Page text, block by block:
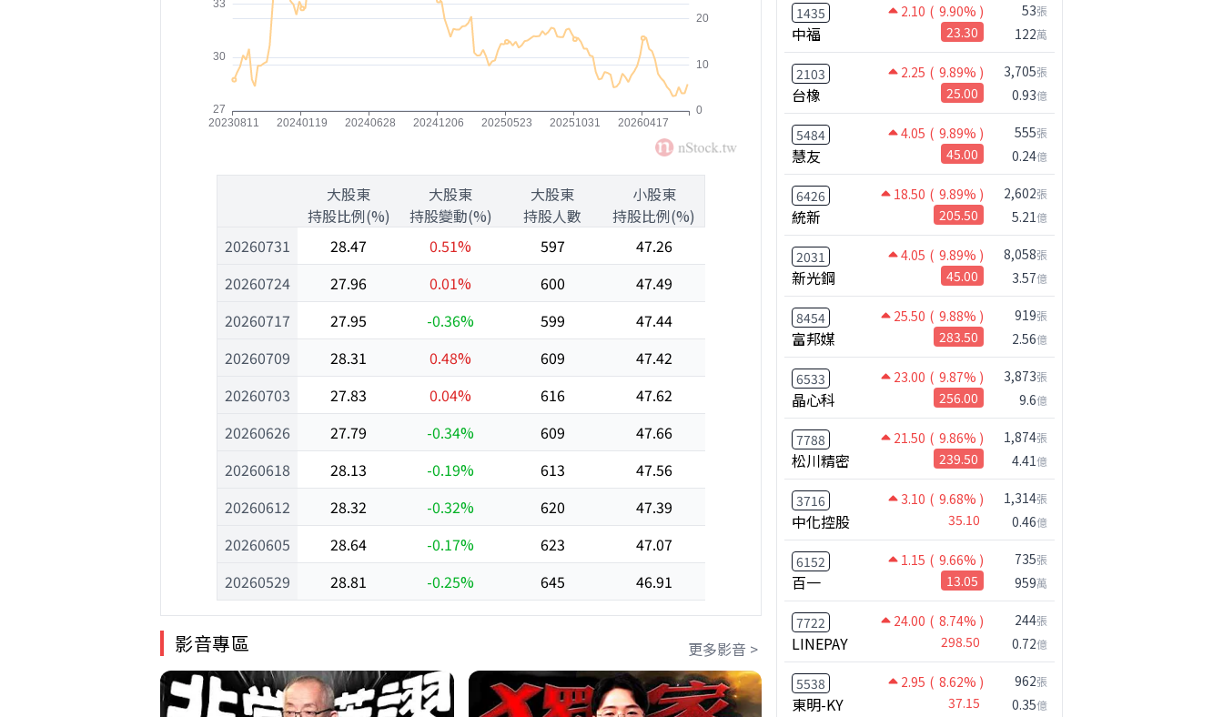
20260731
20260724
20260717
20260709
20260703
20260626
20260618
20260612
20260605
20260529
大股東
持股比例(%)
大股東
持股變動(%)
大股東
持股人數
小股東
持股比例(%)
28.47
0.51% 597
47.26
27.96
0.01% 600
47.49
27.95
-0.36% 599
47.44
28.31
0.48% 609
47.42
27.83
0.04% 616
47.62
27.79
-0.34% 609
47.66
28.13
-0.19% 613
47.56
28.32
-0.32% 620
47.39
28.64
-0.17% 623
47.07
28.81
-0.25% 645 46.91
影音專區 更多影音 >
1435 2.10 ( 9.90% )
中福 23.30
53張
122萬
2103 2.25 ( 9.89% )
台橡 25.00
3,705張
0.93億
5484 4.05 ( 9.89% )
慧友 45.00
555張
0.24億
6426 18.50 ( 9.89% )
統新 205.50
2,602張
5.21億
2031 4.05 ( 9.89% )
新光鋼 45.00
8,058張
3.57億
8454 25.50 ( 9.88% )
富邦媒 283.50
919張
2.56億
6533 23.00 ( 9.87% )
晶心科 256.00
3,873張
9.6億
7788 21.50 ( 9.86% )
松川精密 239.50
1,874張
4.41億
3716 3.10 ( 9.68% )
中化控股 35.10
1,314張
0.46億
6152 1.15 ( 9.66% )
百一 13.05
735張
959萬
7722 24.00 ( 8.74% )
LINEPAY 298.50
244張
0.72億
5538 2.95 ( 8.62% )
東明-KY 37.15
962張
0.35億